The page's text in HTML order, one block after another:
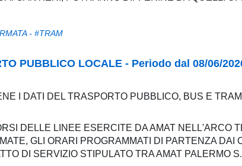
- #TRAM
PUBBLICO LOCALE - Periodo dal 08/06/
I DATI DEL TRASPORTO PUBBLICO, BUS E
DELLE LINEE ESERCITE DA AMAT NELL'ARCO
GLI ORARI PROGRAMMATI DI PARTENZA DAI
DI SERVIZIO STIPULATO TRA AMAT PALERMO